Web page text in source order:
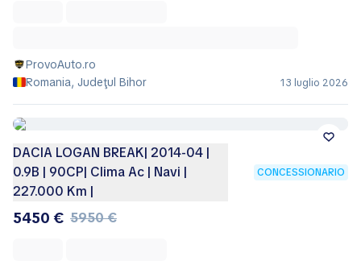
ProvoAuto.ro
Romania, Judeţul Bihor
13 luglio 2026
DACIA LOGAN BREAK| 2014-04 |
0.9B | 90CP| Clima Ac | Navi |
227.000 Km |
CONCESSIONARIO
5450 € 5950 €